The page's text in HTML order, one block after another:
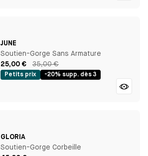
JUNE
Soutien-Gorge Sans Armature
25,00 €
35,00 €
Petits prix -20% supp. dès 3
GLORIA
Soutien-Gorge Corbeille